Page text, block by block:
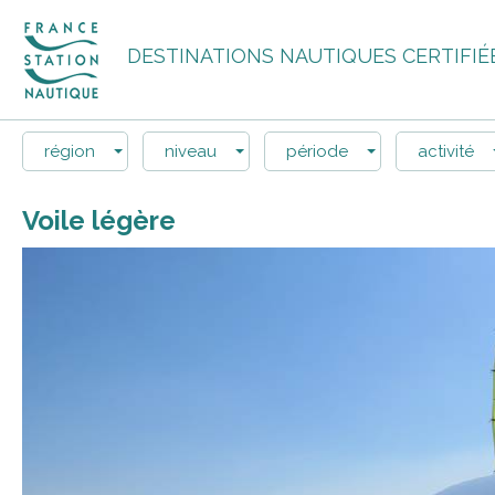
DESTINATIONS NAUTIQUES
région niveau période activité
Voile légère